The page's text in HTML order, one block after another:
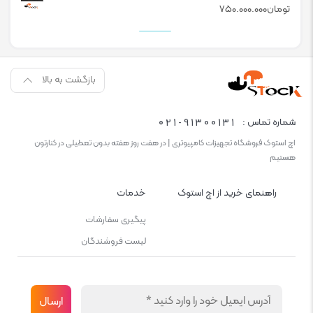
تومان۷۵۰.۰۰۰.۰۰۰
بازگشت به بالا
شماره تماس : 021-91300131
اچ استوک فروشگاه تجهیزات کامپیوتری | در هفت روز هفته بدون تعطیلی در کنارتون
هستیم
راهنمای خرید از اچ استوک خدمات
پیگیری سفارشات
لیست فروشندگان